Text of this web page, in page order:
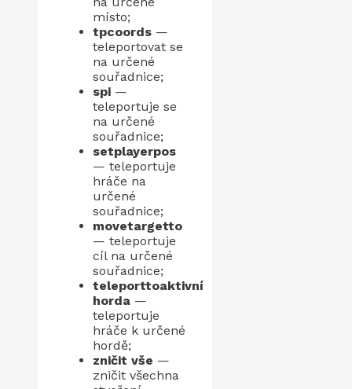
místo;
tpcoords —
teleportovat se
na určené
souřadnice;
spi —
teleportuje se
na určené
souřadnice;
setplayerpos
— teleportuje
hráče na
určené
souřadnice;
movetargetto
— teleportuje
cíl na určené
souřadnice;
teleporttoaktivní
horda —
teleportuje
hráče k určené
hordě;
zničit vše —
zničit všechna